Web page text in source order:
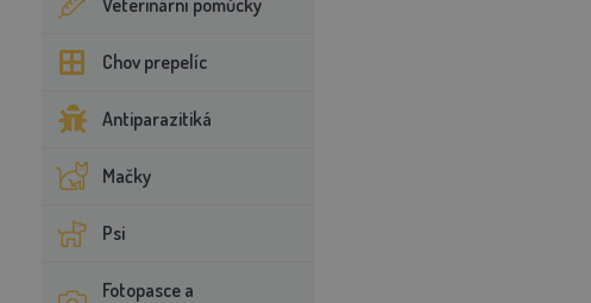
Veterinární pomůcky
Chov prepelíc
Antiparazitiká
Mačky
Psi
Fotopasce a